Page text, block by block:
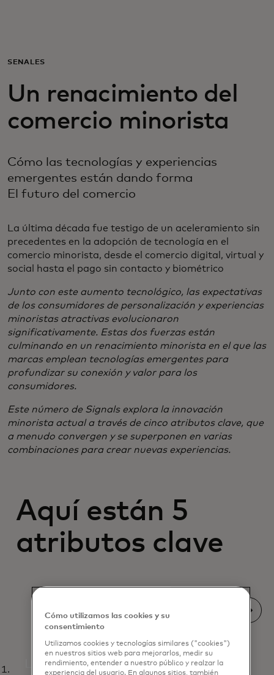
Para empresas
Para el mundo
Noticias y tendencias
SEÑALES
Un renacimiento del
comercio minorista
Cómo las tecnologías y experiencias
emergentes están dando forma
El futuro del comercio
La última década fue testigo de un aceleramiento sin
precedentes en la adopción de tecnología en el
comercio minorista, desde el comercio digital, virtual y
social hasta el pago sin contacto y biométrico
Junto con este aumento tecnológico, las expectativas
de los consumidores de personalización y experiencias
minoristas atractivas evolucionaron
significativamente. Estas dos fuerzas están
culminando en un renacimiento minorista en el que las
marcas emplean tecnologías emergentes para
profundizar su conexión y valor para los
consumidores.
​Este número de Signals explora la innovación
minorista actual a través de cinco atributos clave, que
a menudo convergen y se superponen en varias
combinaciones para crear nuevas experiencias.
Aquí están 5
atributos clave
Inteligente
Las superposiciones de datos están
Diapositiva uno
Cómo utilizamos las cookies y su
consentimiento
Utilizamos cookies y tecnologías similares ("cookies")
en nuestros sitios web para mejorarlos, medir su
rendimiento, entender a nuestro público y realzar la
experiencia del usuario. En algunos sitios, también